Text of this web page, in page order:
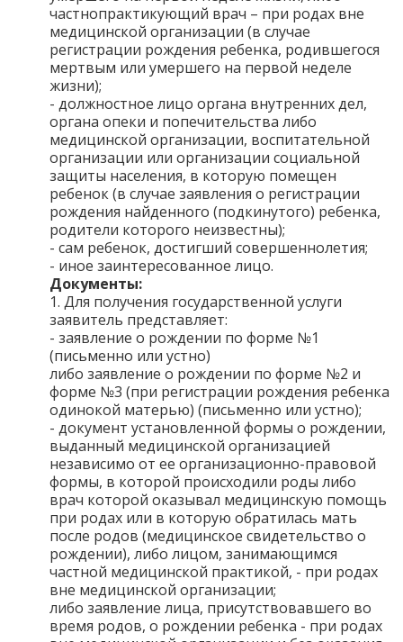
частнопрактикующий врач – при родах вне
медицинской организации (в случае
регистрации рождения ребенка, родившегося
мертвым или умершего на первой неделе
жизни);
- должностное лицо органа внутренних дел,
органа опеки и попечительства либо
медицинской организации, воспитательной
организации или организации социальной
защиты населения, в которую помещен
ребенок (в случае заявления о регистрации
рождения найденного (подкинутого) ребенка,
родители которого неизвестны);
- сам ребенок, достигший совершеннолетия;
- иное заинтересованное лицо.
Документы:
1. Для получения государственной услуги
заявитель представляет:
- заявление о рождении по форме №1
(письменно или устно)
либо заявление о рождении по форме №2 и
форме №3 (при регистрации рождения ребенка
одинокой матерью) (письменно или устно);
- документ установленной формы о рождении,
выданный медицинской организацией
независимо от ее организационно-правовой
формы, в которой происходили роды либо
врач которой оказывал медицинскую помощь
при родах или в которую обратилась мать
после родов (медицинское свидетельство о
рождении), либо лицом, занимающимся
частной медицинской практикой, - при родах
вне медицинской организации;
либо заявление лица, присутствовавшего во
время родов, о рождении ребенка - при родах